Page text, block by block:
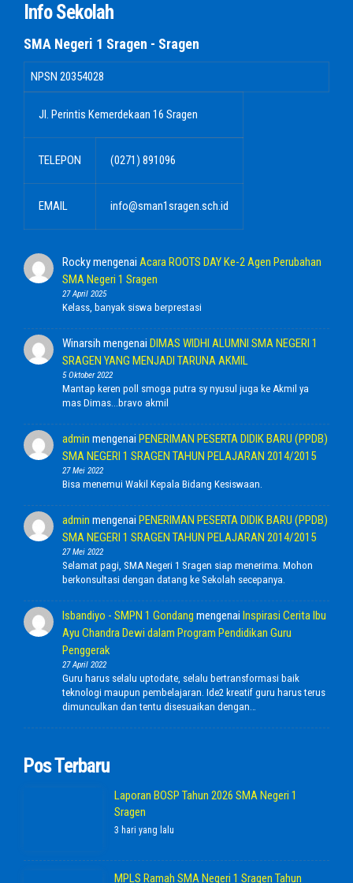
Info Sekolah
SMA Negeri 1 Sragen - Sragen
NPSN 20354028
Jl. Perintis Kemerdekaan 16 Sragen
TELEPON (0271) 891096
EMAIL info@sman1sragen.sch.id
Rockymengenai Acara ROOTS DAY Ke-2 Agen Perubahan
SMA Negeri 1 Sragen
27 April 2025
Kelass, banyak siswa berprestasi
Winarsih mengenai DIMAS WIDHI ALUMNI SMA NEGERI 1
SRAGEN YANG MENJADI TARUNA AKMIL
5 Oktober 2022
Mantap keren poll smoga putra sy nyusul juga ke Akmil ya
mas Dimas...bravo akmil
admin mengenai PENERIMAN PESERTA DIDIK BARU (PPDB)
SMA NEGERI 1 SRAGEN TAHUN PELAJARAN 2014/2015
27 Mei 2022
Bisa menemui Wakil Kepala Bidang Kesiswaan.
admin mengenai PENERIMAN PESERTA DIDIK BARU (PPDB)
SMA NEGERI 1 SRAGEN TAHUN PELAJARAN 2014/2015
27 Mei 2022
Selamat pagi, SMA Negeri 1 Sragen siap menerima. Mohon
berkonsultasi dengan datang ke Sekolah secepanya.
Isbandiyo - SMPN 1 Gondang mengenai Inspirasi Cerita Ibu
Ayu Chandra Dewi dalam Program Pendidikan Guru
Penggerak
27 April 2022
Guru harus selalu uptodate, selalu bertransformasi baik
teknologi maupun pembelajaran. Ide2 kreatif guru harus terus
dimunculkan dan tentu disesuaikan dengan…
Pos Terbaru
Laporan BOSP Tahun 2026 SMA Negeri 1
Sragen
3 hari yang lalu
MPLS Ramah SMA Negeri 1 Sragen Tahun